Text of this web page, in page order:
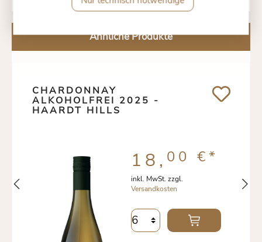
Ähnliche Produkte
CHARDONNAY
ALKOHOLFREI 2025 -
HAARDT HILLS
inkl. MwSt. zzgl.
Versandkosten
18, 00 €*